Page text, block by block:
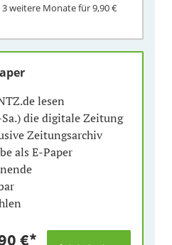
3 weitere Monate für9,90 €
lesen
die digitale Zeitung
Zeitungsarchiv
als E-Paper
€*